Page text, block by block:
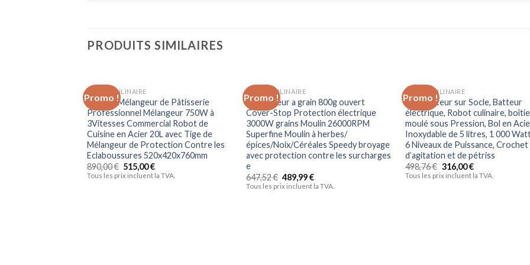
PRODUITS SIMILAIRES
Promo !
Ajouter à la liste d’envies
ROBOT CULINAIRE
VEVOR Mélangeur de Pâtisserie
Professionnel Mélangeur 750W à
3Vitesses Commercial Robot de
Cuisine en Acier 20L avec Tige de
Mélangeur de Protection Contre les
Eclaboussures 520x420x760mm
890,00€ 515,00€
Tous les prix incluent la TVA.
Promo !
Ajouter à la liste d’envies
ROBOT CULINAIRE
concasseur a grain 800g ouvert
Cover-Stop Protection électrique
3000W grains Moulin 26000RPM
Superfine Moulin à herbes/
épices/Noix/Céréales Speedy broyage
avec protection contre les surcharges
e
647,52€ 489,99€
Tous les prix incluent la TVA.
Promo !
Ajouter à la liste
ROBOT CULINAIRE
XBR Batteur sur Socle, Batteur
électrique, Robot culinaire,
moulé sous Pression, Bol en
Inoxydable de 5 litres, 1 000
6 Niveaux de Puissance, Crochet
d’agitation et de pétriss
498,76€ 316,00€
Tous les prix incluent la TVA.